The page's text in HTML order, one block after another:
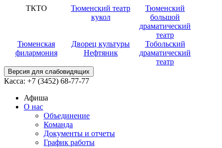
ТКТО
Тюменский театр
кукол
Тюменский
большой
драматический
театр
Тюменская
филармония
Дворец культуры
Нефтяник
Тобольский
драматический
театр
Версия для слабовидящих
Касса: +7 (3452) 68-77-77
Афиша
О нас
Объединение
Команда
Документы и отчеты
График работы